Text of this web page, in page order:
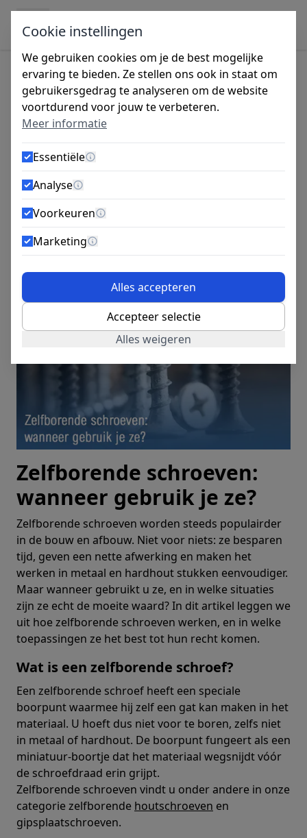
Ga naar de inhoud
Tijdens de vakantieperiode zijn wij gesloten
van 27 juli tot 14 augustus. Bestellingen
worden vanaf maandag 10 augustus
verzonden.
Zelfborende schroeven:
wanneer gebruik je ze?
10 okt 2025
Zelfborende schroeven:
wanneer gebruik je ze?
Zelfborende schroeven worden steeds populairder
in de bouw en afbouw. Niet voor niets: ze besparen
tijd, geven een nette afwerking en maken het
werken in metaal en hardhout stukken eenvoudiger.
Maar wanneer gebruikt u ze, en in welke situaties
zijn ze echt de moeite waard? In dit artikel leggen we
uit hoe zelfborende schroeven werken, en in welke
toepassingen ze het best tot hun recht komen.
Wat is een zelfborende schroef?
Een zelfborende schroef heeft een speciale
boorpunt waarmee hij zelf een gat kan maken in het
materiaal. U hoeft dus niet voor te boren, zelfs niet
in metaal of hardhout. De boorpunt fungeert als een
miniatuur-boortje dat het materiaal wegsnijdt vóór
de schroefdraad erin grijpt.
Zelfborende schroeven vindt u onder andere in onze
categorie zelfborende houtschroeven en
gipsplaatschroeven.
Cookie instellingen
We gebruiken cookies om je de best mogelijke
ervaring te bieden. Ze stellen ons ook in staat om
gebruikersgedrag te analyseren om de website
voortdurend voor jouw te verbeteren.
Meer informatie
Essentiële
Analyse
Voorkeuren
Marketing
Alles accepteren
Accepteer selectie
Alles weigeren